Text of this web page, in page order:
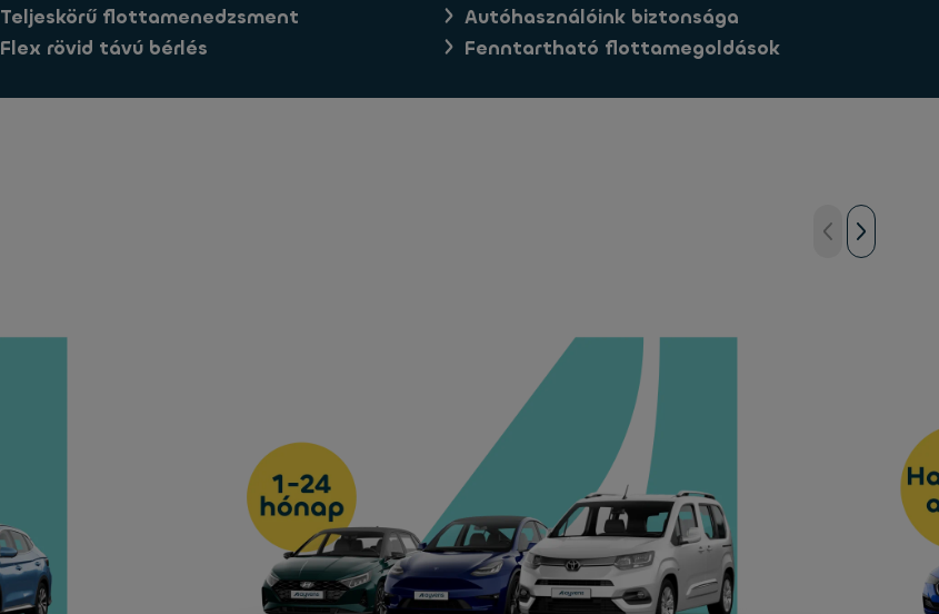
Teljeskörű flottamenedzsment
Flex rövid távú bérlés
Autóhasználóink biztonsága
Fenntartható flottamegoldások